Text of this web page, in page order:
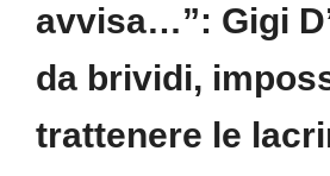
avvisa…”: Gigi
da brividi,
trattenere le